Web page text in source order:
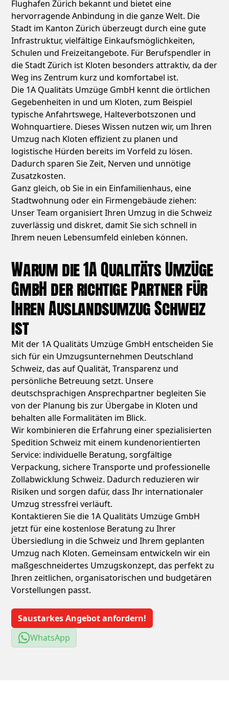
Flughafen Zürich bekannt und bietet eine
hervorragende Anbindung in die ganze Welt. Die
Stadt im Kanton Zürich überzeugt durch eine gute
Infrastruktur, vielfältige Einkaufsmöglichkeiten,
Schulen und Freizeitangebote. Für Berufspendler in
die Stadt Zürich ist Kloten besonders attraktiv, da der
Weg ins Zentrum kurz und komfortabel ist.
Die 1A Qualitäts Umzüge GmbH kennt die örtlichen
Gegebenheiten in und um Kloten, zum Beispiel
typische Anfahrtswege, Halteverbotszonen und
Wohnquartiere. Dieses Wissen nutzen wir, um Ihren
Umzug nach Kloten effizient zu planen und
logistische Hürden bereits im Vorfeld zu lösen.
Dadurch sparen Sie Zeit, Nerven und unnötige
Zusatzkosten.
Ganz gleich, ob Sie in ein Einfamilienhaus, eine
Stadtwohnung oder ein Firmengebäude ziehen:
Unser Team organisiert Ihren Umzug in die Schweiz
zuverlässig und diskret, damit Sie sich schnell in
Ihrem neuen Lebensumfeld einleben können.
Warum die 1A Qualitäts Umzüge
GmbH der richtige Partner für
Ihren Auslandsumzug Schweiz
ist
Mit der 1A Qualitäts Umzüge GmbH entscheiden Sie
sich für ein Umzugsunternehmen Deutschland
Schweiz, das auf Qualität, Transparenz und
persönliche Betreuung setzt. Unsere
deutschsprachigen Ansprechpartner begleiten Sie
von der Planung bis zur Übergabe in Kloten und
behalten alle Formalitäten im Blick.
Wir kombinieren die Erfahrung einer spezialisierten
Spedition Schweiz mit einem kundenorientierten
Service: individuelle Beratung, sorgfältige
Verpackung, sichere Transporte und professionelle
Zollabwicklung Schweiz. Dadurch reduzieren wir
Risiken und sorgen dafür, dass Ihr internationaler
Umzug stressfrei verläuft.
Kontaktieren Sie die 1A Qualitäts Umzüge GmbH
jetzt für eine kostenlose Beratung zu Ihrer
Übersiedlung in die Schweiz und Ihrem geplanten
Umzug nach Kloten. Gemeinsam entwickeln wir ein
maßgeschneidertes Umzugskonzept, das perfekt zu
Ihren zeitlichen, organisatorischen und budgetären
Vorstellungen passt.
Saustarkes Angebot anfordern!
WhatsApp